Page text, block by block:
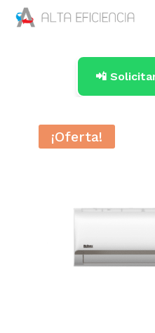
📲
¡Oferta!